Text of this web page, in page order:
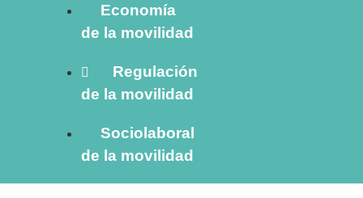
Economía
de la movilidad
Regulación
de la movilidad
Sociolaboral
de la movilidad